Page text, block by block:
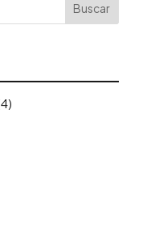
Buscar
44
productos